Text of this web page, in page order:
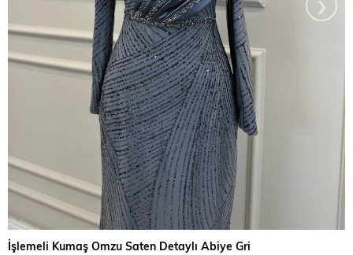
İşlemeli Kumaş Omzu Saten Detaylı Abiye Gri